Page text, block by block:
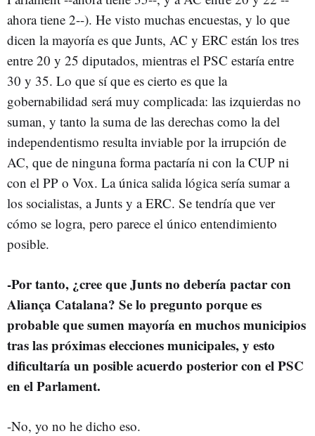
ahora tiene 2--). He visto muchas encuestas, y lo que
dicen la mayoría es que Junts, AC y ERC están los tres
entre 20 y 25 diputados, mientras el PSC estaría entre
30 y 35. Lo que sí que es cierto es que la
gobernabilidad será muy complicada: las izquierdas no
suman, y tanto la suma de las derechas como la del
independentismo resulta inviable por la irrupción de
AC, que de ninguna forma pactaría ni con la CUP ni
con el PP o Vox. La única salida lógica sería sumar a
los socialistas, a Junts y a ERC. Se tendría que ver
cómo se logra, pero parece el único entendimiento
posible.
-Por tanto, ¿cree que Junts no debería pactar con
Aliança Catalana? Se lo pregunto porque es
probable que sumen mayoría en muchos municipios
tras las próximas elecciones municipales, y esto
dificultaría un posible acuerdo posterior con el PSC
en el Parlament.
-No, yo no he dicho eso.